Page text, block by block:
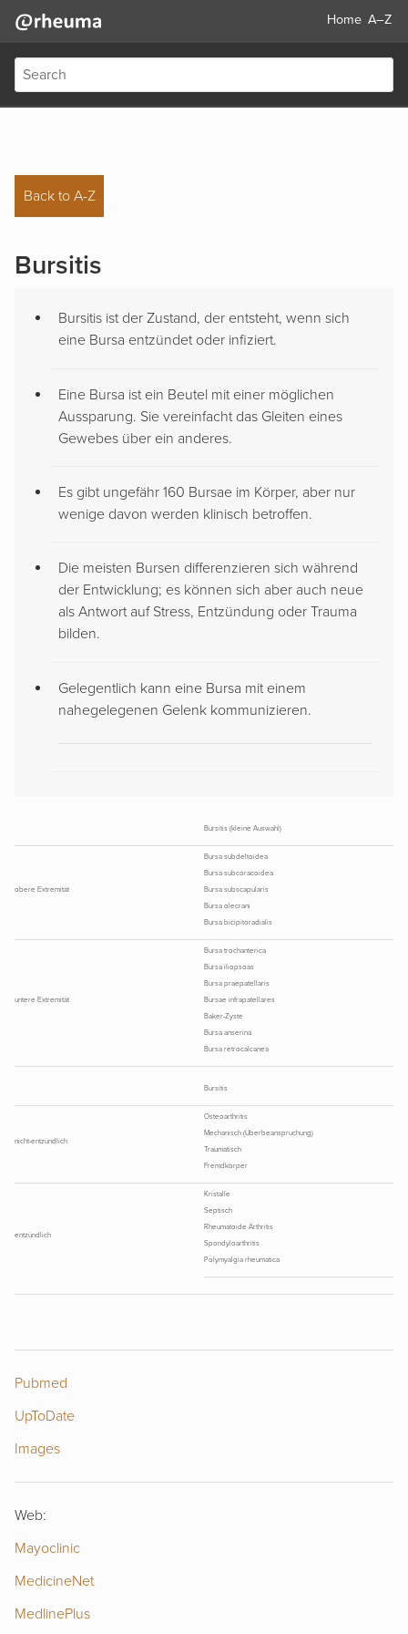
Home A–Z
Back to A-Z
Bursitis
Bursitis ist der Zustand, der entsteht, wenn sich
eine Bursa entzündet oder infiziert.
Eine Bursa ist ein Beutel mit einer möglichen
Aussparung. Sie vereinfacht das Gleiten eines
Gewebes über ein anderes.
Es gibt ungefähr 160 Bursae im Körper, aber nur
wenige davon werden klinisch betroffen.
Die meisten Bursen differenzieren sich während
der Entwicklung; es können sich aber auch neue
als Antwort auf Stress, Entzündung oder Trauma
bilden.
Gelegentlich kann eine Bursa mit einem
nahegelegenen Gelenk kommunizieren.
Bursitis (kleine Auswahl)
obere Extremität
Bursa subdeltoidea
Bursa subcoracoidea
Bursa subscapularis
Bursa olecrani
Bursa bicipitoradialis
untere Extremität
Bursa trochanterica
Bursa iliopsoas
Bursa praepatellaris
Bursae infrapatellares
Baker-Zyste
Bursa anserina
Bursa retrocalcanea
Bursitis
nicht-entzündlich
Osteoarthritis
Mechanisch (Überbeanspruchung)
Traumatisch
Fremdkörper
entzündlich
Kristalle
Septisch
Rheumatoide Arthritis
Spondyloarthritis
Polymyalgia rheumatica
Pubmed
UpToDate
Images
Web:
Mayoclinic
MedicineNet
MedlinePlus